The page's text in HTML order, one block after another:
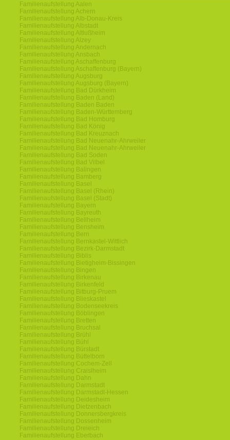
Familienaufstellung Aalen
Familienaufstellung Achern
Familienaufstellung Alb-Donau-Kreis
Familienaufstellung Albstadt
Familienaufstellung Altlußheim
Familienaufstellung Alzey
Familienaufstellung Andernach
Familienaufstellung Ansbach
Familienaufstellung Aschaffenburg
Familienaufstellung Aschaffenburg (Bayern)
Familienaufstellung Augsburg
Familienaufstellung Augsburg (Bayern)
Familienaufstellung Bad Dürkheim
Familienaufstellung Baden (Land)
Familienaufstellung Baden Baden
Familienaufstellung Baden-Württemberg
Familienaufstellung Bad Homburg
Familienaufstellung Bad König
Familienaufstellung Bad Kreuznach
Familienaufstellung Bad Neuenahr-Ahrweiler
Familienaufstellung Bad Neuenahr-Ahrweiler
Familienaufstellung Bad Soden
Familienaufstellung Bad Vilbel
Familienaufstellung Balingen
Familienaufstellung Bamberg
Familienaufstellung Basel
Familienaufstellung Basel (Rhein)
Familienaufstellung Basel (Stadt)
Familienaufstellung Bayern
Familienaufstellung Bayreuth
Familienaufstellung Bellheim
Familienaufstellung Bensheim
Familienaufstellung Bern
Familienaufstellung Bernkastel-Wittlich
Familienaufstellung Bezirk-Darmstadt
Familienaufstellung Biblis
Familienaufstellung Bietigheim-Bissingen
Familienaufstellung Bingen
Familienaufstellung Birkenau
Familienaufstellung Birkenfeld
Familienaufstellung Bitburg-Pruem
Familienaufstellung Blieskastel
Familienaufstellung Bodenseekreis
Familienaufstellung Böblingen
Familienaufstellung Bretten
Familienaufstellung Bruchsal
Familienaufstellung Brühl
Familienaufstellung Bühl
Familienaufstellung Bürstadt
Familienaufstellung Büttelborn
Familienaufstellung Cochem-Zell
Familienaufstellung Craislheim
Familienaufstellung Dahn
Familienaufstellung Darmstadt
Familienaufstellung Darmstadt-Hessen
Familienaufstellung Deidesheim
Familienaufstellung Dietzenbach
Familienaufstellung Donnersbergkreis
Familienaufstellung Dossenheim
Familienaufstellung Dreieich
Familienaufstellung Eberbach